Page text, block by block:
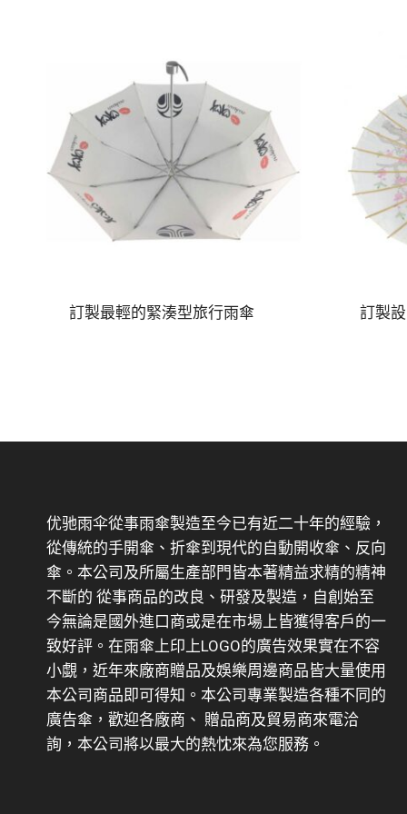
訂製最輕的緊湊型旅行雨傘 訂製
优驰雨伞從事雨傘製造至今已有近二十年的經驗，
從傳統的手開傘、折傘到現代的自動開收傘、反向
傘。本公司及所屬生產部門皆本著精益求精的精神
不斷的 從事商品的改良、研發及製造，自創始至
今無論是國外進口商或是在市場上皆獲得客戶的一
致好評。在雨傘上印上LOGO的廣告效果實在不容
小覷，近年來廠商贈品及娛樂周邊商品皆大量使用
本公司商品即可得知。本公司專業製造各種不同的
廣告傘，歡迎各廠商、 贈品商及貿易商來電洽
詢，本公司將以最大的熱忱來為您服務。